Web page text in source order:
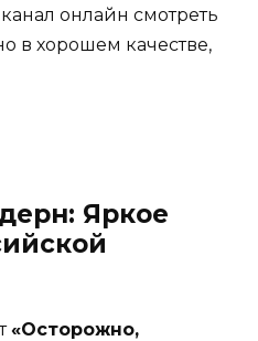
онлайн смотреть
в хорошем качестве,
Яркое
«Осторожно,